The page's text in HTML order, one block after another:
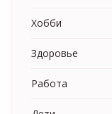
Хобби
Здоровье
Работа